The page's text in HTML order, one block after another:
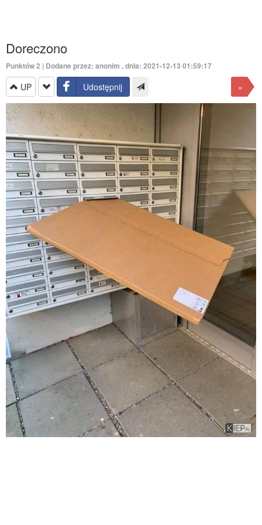
Doreczono
Punktów2 | Dodane przez: anonim , dnia: 2021-12-13 01:59:17
UP Udostępnij »